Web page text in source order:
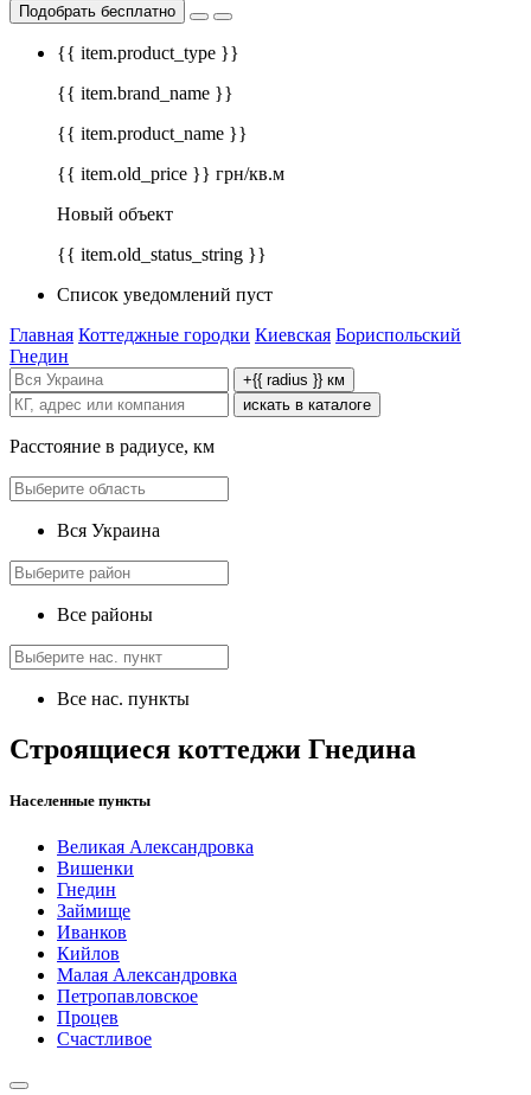
Подобрать бесплатно
{{ item.product_type }}
{{ item.brand_name }}
{{ item.product_name }}
{{ item.old_price }} грн/кв.м
Новый объект
{{ item.old_status_string }}
Список уведомлений пуст
Главная Коттеджные городки Киевская Бориспольский
Гнедин
+{{ radius }} км
искать в каталоге
Расстояние в радиусе, км
Вся Украина
Все районы
Все нас. пункты
Строящиеся коттеджи Гнедина
Населенные пункты
Великая Александровка
Вишенки
Гнедин
Займище
Иванков
Кийлов
Малая Александровка
Петропавловское
Процев
Счастливое